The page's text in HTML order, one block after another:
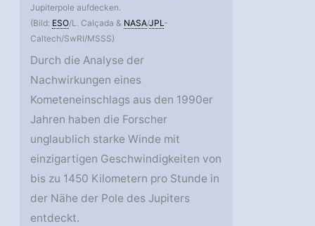
Jupiterpole aufdecken.
(Bild: ESO/L. Calçada & NASA/JPL-
Caltech/SwRI/MSSS)
Durch die Analyse der
Nachwirkungen eines
Kometeneinschlags aus den 1990er
Jahren haben die Forscher
unglaublich starke Winde mit
einzigartigen Geschwindigkeiten von
bis zu 1450 Kilometern pro Stunde in
der Nähe der Pole des Jupiters
entdeckt.